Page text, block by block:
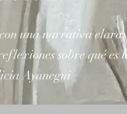
con una narrativa clara,
sobre qué es
Ayanegui